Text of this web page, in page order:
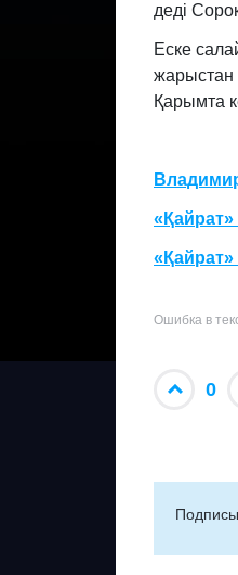
деді
Еске
жарыстан
Қарымта
«Қайрат»
Ошибка в
0